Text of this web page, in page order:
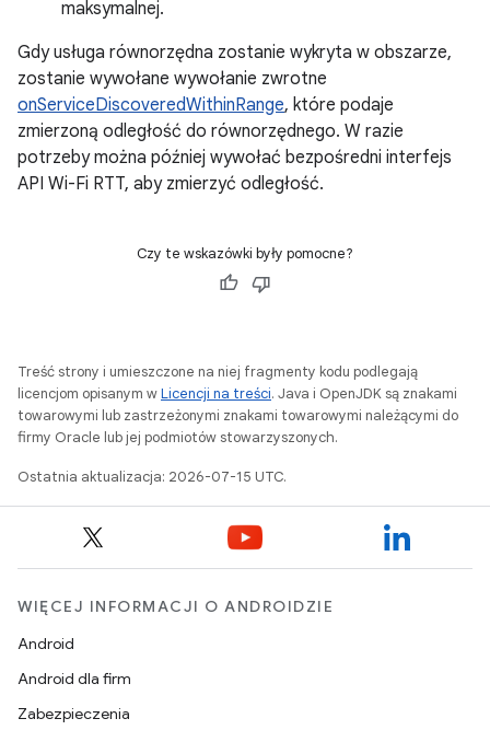
maksymalnej.
Gdy usługa równorzędna zostanie wykryta w obszarze,
zostanie wywołane wywołanie zwrotne
onServiceDiscoveredWithinRange, które podaje
zmierzoną odległość do równorzędnego. W razie
potrzeby można później wywołać bezpośredni interfejs
API Wi-Fi RTT, aby zmierzyć odległość.
Czy te wskazówki były pomocne?
Treść strony i umieszczone na niej fragmenty kodu podlegają
licencjom opisanym wLicencji na treści. Java i OpenJDK są znakami
towarowymi lub zastrzeżonymi znakami towarowymi należącymi do
firmy Oracle lub jej podmiotów stowarzyszonych.
Ostatnia aktualizacja: 2026-07-15 UTC.
WIĘCEJ INFORMACJI O ANDROIDZIE
Android
Android dla firm
Zabezpieczenia